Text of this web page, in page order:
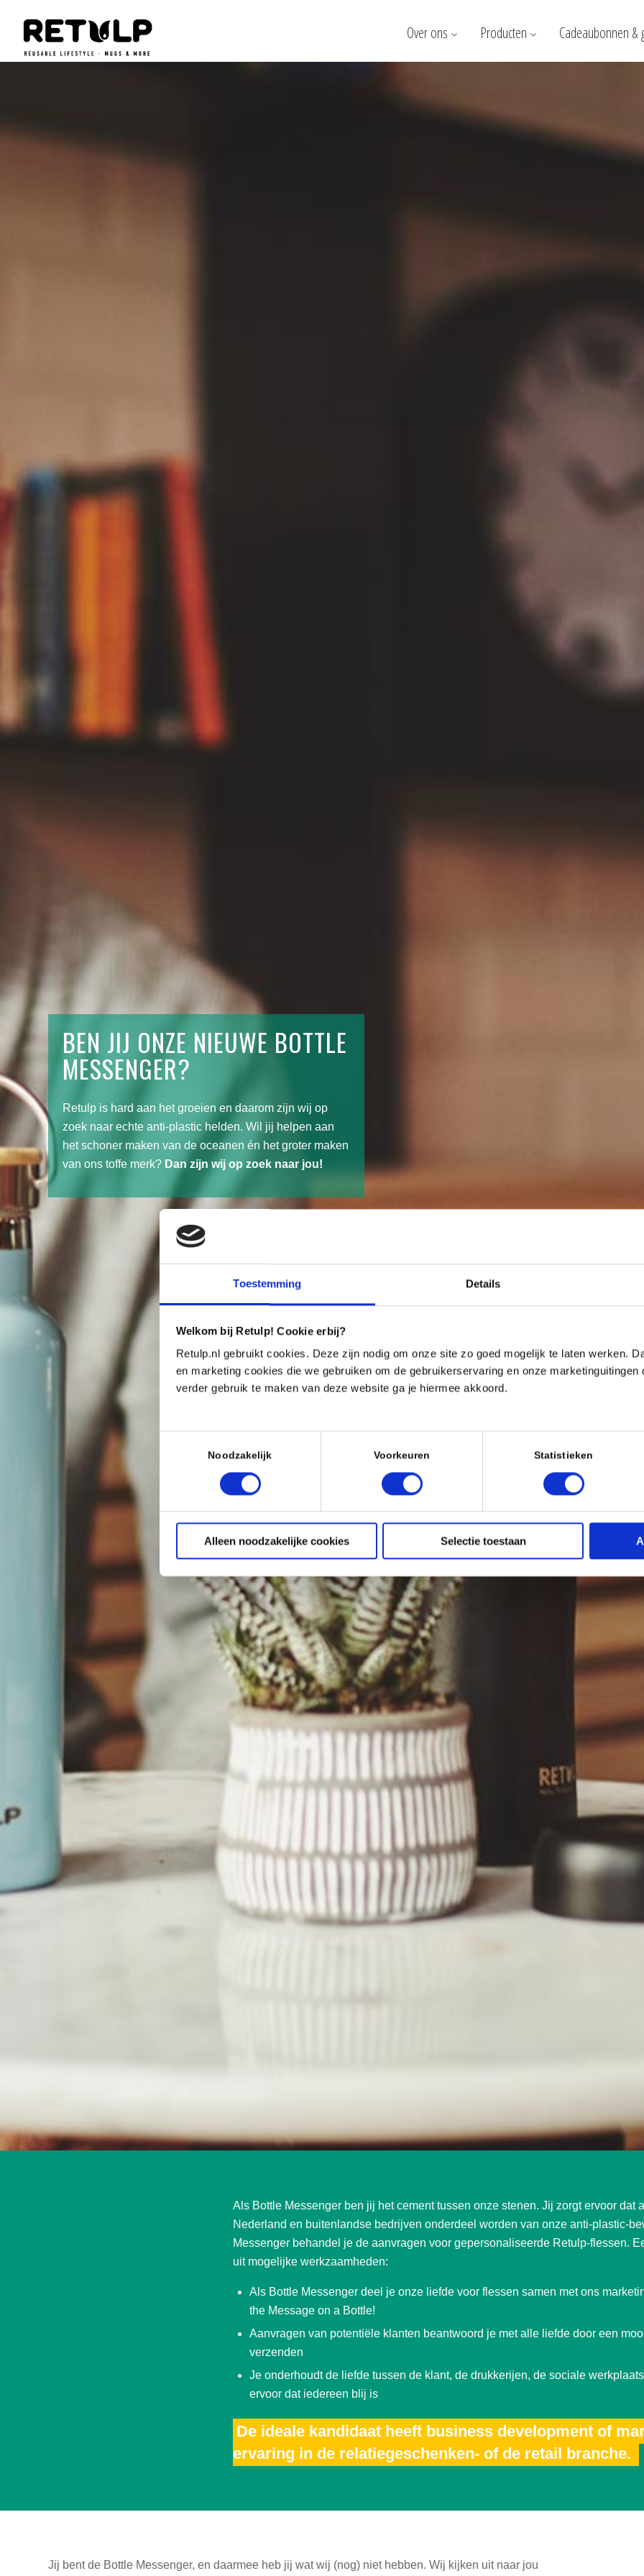
Toestemming Details
Welkom bij Retulp! Cookie erbij?
Retulp.nl gebruikt cookies. Deze zijn nodig om onze site zo goed mogelijk te laten werken.
en marketing cookies die we gebruiken om de gebruikerservaring en onze marketinguitingen
verder gebruik te maken van deze website ga je hiermee akkoord.
Noodzakelijk Voorkeuren Statistieken
Alleen noodzakelijke cookies Selectie toestaan
Over ons Producten Cadeaubonnen
BEN JIJ ONZE NIEUWE BOTTLE
MESSENGER?
Retulp is hard aan het groeien en daarom zijn wij op
zoek naar echte anti-plastic helden. Wil jij helpen aan
het schoner maken van de oceanen én het groter maken
van ons toffe merk? Dan zijn wij op zoek naar jou!
Als Bottle Messenger ben jij het cement tussen onze stenen. Jij zorgt ervoor dat
Nederland en buitenlandse bedrijven onderdeel worden van onze anti-plastic-
Messenger behandel je de aanvragen voor gepersonaliseerde Retulp-flessen.
uit mogelijke werkzaamheden:
Als Bottle Messenger deel je onze liefde voor flessen samen met ons
the Message on a Bottle!
Aanvragen van potentiële klanten beantwoord je met alle liefde door een
verzenden
Je onderhoudt de liefde tussen de klant, de drukkerijen, de sociale
ervoor dat iedereen blij is
De ideale kandidaat heeft business development of
ervaring in de relatiegeschenken- of de retail branche.
Jij bent de Bottle Messenger, en daarmee heb jij wat wij (nog) niet hebben. Wij kijken uit naar jou